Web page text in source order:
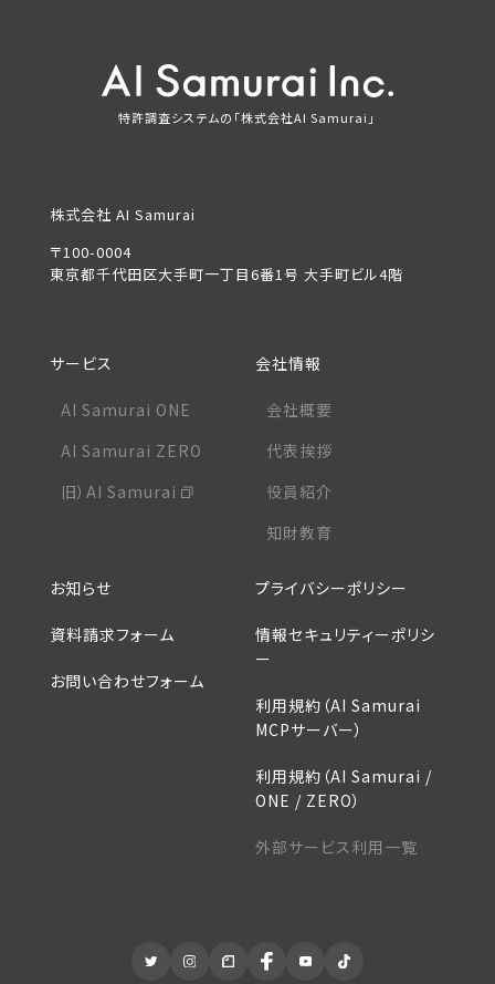
特許調査システムの「株式会社AI Samurai」
株式会社 AI Samurai
〒100-0004
東京都千代田区大手町一丁目6番1号 大手町ビル4階
サービス
AI Samurai ONE
AI Samurai ZERO
旧）AI Samurai
会社情報
会社概要
代表挨拶
役員紹介
知財教育
お知らせ
資料請求フォーム
お問い合わせフォーム
プライバシーポリシー
情報セキュリティーポリシ
ー
利用規約（AI Samurai
MCPサーバー）
利用規約（AI Samurai /
ONE / ZERO）
外部サービス利用一覧